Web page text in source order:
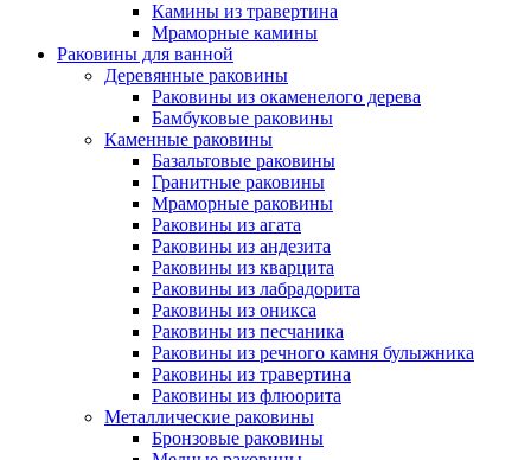
Камины из травертина
Мраморные камины
Раковины для ванной
Деревянные раковины
Раковины из окаменелого дерева
Бамбуковые раковины
Каменные раковины
Базальтовые раковины
Гранитные раковины
Мраморные раковины
Раковины из агата
Раковины из андезита
Раковины из кварцита
Раковины из лабрадорита
Раковины из оникса
Раковины из песчаника
Раковины из речного камня булыжника
Раковины из травертина
Раковины из флюорита
Металлические раковины
Бронзовые раковины